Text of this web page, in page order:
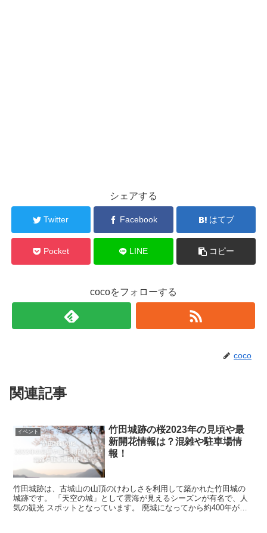
シェアする
Twitter Facebook はてブ
Pocket LINE コピー
cocoをフォローする
coco
関連記事
イベント
竹田城跡の桜2023年の見頃や最
新開花情報は？混雑や駐車場情
報！
竹田城跡は、古城山の山頂のけわしさを利用して築かれた竹田城の
城跡です。 「天空の城」として雲海が見えるシーズンが有名で、人
気の観光 スポットとなっています。 廃城になってから約400年が経